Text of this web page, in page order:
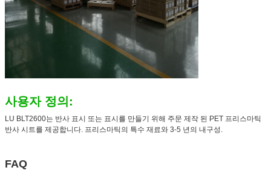
사용자 정의:
LU BLT2600는 반사 표시 또는 표시를 만들기 위해 주문 제작 된 PET 프리스마틱
반사 시트를 제공합니다. 프리스마틱의 특수 재료와 3-5 년의 내구성.
FAQ